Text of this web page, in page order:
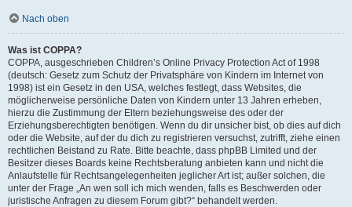
Nach oben
Was ist COPPA?
COPPA, ausgeschrieben Children’s Online Privacy Protection Act of 1998
(deutsch: Gesetz zum Schutz der Privatsphäre von Kindern im Internet von
1998) ist ein Gesetz in den USA, welches festlegt, dass Websites, die
möglicherweise persönliche Daten von Kindern unter 13 Jahren erheben,
hierzu die Zustimmung der Eltern beziehungsweise des oder der
Erziehungsberechtigten benötigen. Wenn du dir unsicher bist, ob dies auf dich
oder die Website, auf der du dich zu registrieren versuchst, zutrifft, ziehe einen
rechtlichen Beistand zu Rate. Bitte beachte, dass phpBB Limited und der
Besitzer dieses Boards keine Rechtsberatung anbieten kann und nicht die
Anlaufstelle für Rechtsangelegenheiten jeglicher Art ist; außer solchen, die
unter der Frage „An wen soll ich mich wenden, falls es Beschwerden oder
juristische Anfragen zu diesem Forum gibt?“ behandelt werden.